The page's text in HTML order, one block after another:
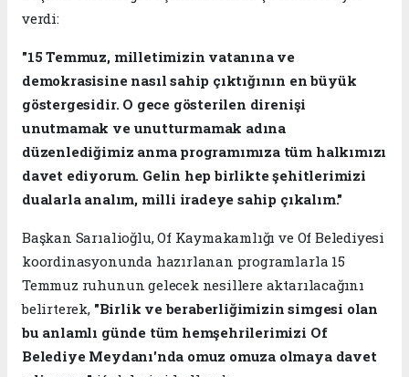
verdi:
"15 Temmuz, milletimizin vatanına ve
demokrasisine nasıl sahip çıktığının en büyük
göstergesidir. O gece gösterilen direnişi
unutmamak ve unutturmamak adına
düzenlediğimiz anma programımıza tüm halkımızı
davet ediyorum. Gelin hep birlikte şehitlerimizi
dualarla analım, milli iradeye sahip çıkalım."
Başkan Sarıalioğlu, Of Kaymakamlığı ve Of Belediyesi
koordinasyonunda hazırlanan programlarla 15
Temmuz ruhunun gelecek nesillere aktarılacağını
belirterek, "Birlik ve beraberliğimizin simgesi olan
bu anlamlı günde tüm hemşehrilerimizi Of
Belediye Meydanı'nda omuz omuza olmaya davet